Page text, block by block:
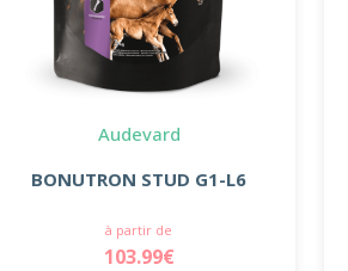
Audevard
BONUTRON STUD G1-L6
à partir de
103.99€